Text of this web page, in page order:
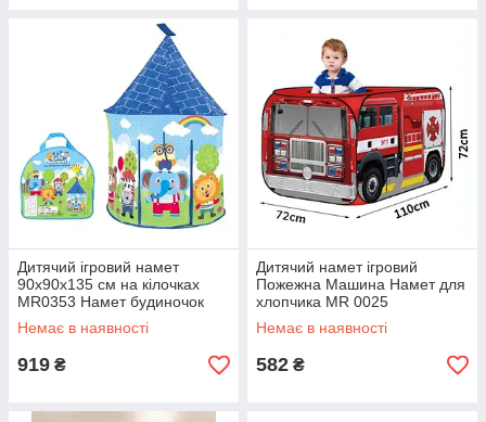
Дитячий ігровий намет
90х90х135 см на кілочках
MR0353 Намет будиночок
Немає в наявності
919 ₴
Дитячий намет ігровий
Пожежна Машина Намет для
хлопчика MR 0025
Немає в наявності
582 ₴